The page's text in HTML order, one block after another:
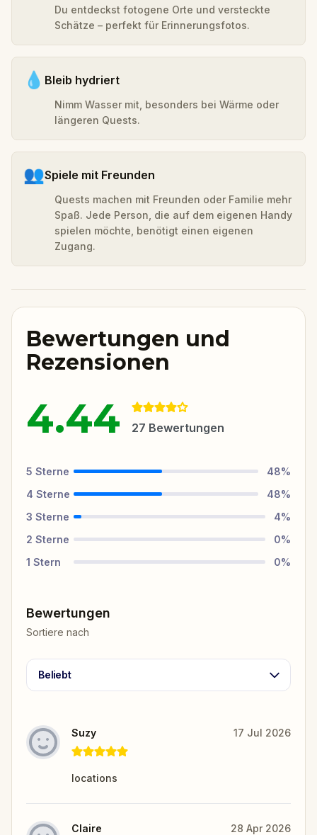
Du entdeckst fotogene Orte und versteckte
Schätze – perfekt für Erinnerungsfotos.
💧 Bleib hydriert
Nimm Wasser mit, besonders bei Wärme oder
längeren Quests.
👥Spiele mit Freunden
Quests machen mit Freunden oder Familie mehr
Spaß. Jede Person, die auf dem eigenen Handy
spielen möchte, benötigt einen eigenen
Zugang.
Bewertungen und
Rezensionen
4.44 27 Bewertungen
5 Sterne 48%
4 Sterne 48%
3 Sterne 4%
2 Sterne 0%
1 Stern 0%
Bewertungen
Sortiere nach
Beliebt
Suzy 17 Jul 2026
locations
Claire 28 Apr 2026